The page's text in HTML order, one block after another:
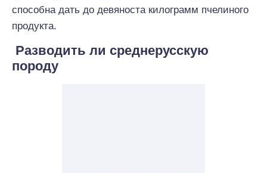
способна дать до девяноста килограмм пчелиного
продукта.
Разводить ли среднерусскую
породу